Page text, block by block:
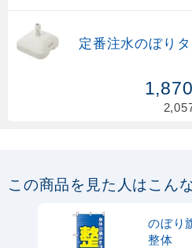
定番注水のぼり
1,870
1.6～3m 伸縮式
売り切れ中
この商品を見た人はこん
のぼり
整体